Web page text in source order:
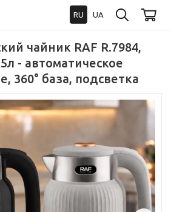
RU UA
чайник RAF R.7984,
- автоматическое
360° база, подсветка